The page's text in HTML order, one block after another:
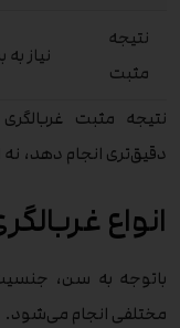
نتیجه
مثبت
نیاز
نتیجه مثبت
دقیق‌تری انجام دهد،
انواع
باتوجه به سن،
مختلفی انجام می‌شود.